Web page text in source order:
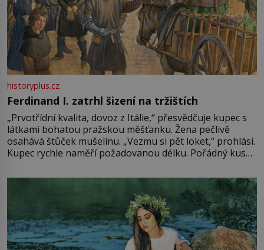
historyplus.cz
Ferdinand I. zatrhl šizení na tržištích
„Prvotřídní kvalita, dovoz z Itálie,“ přesvědčuje kupec s
látkami bohatou pražskou měšťanku. Žena pečlivě
osahává štůček mušelínu. „Vezmu si pět loket,“ prohlásí.
Kupec rychle naměří požadovanou délku. Pořádný kus
milostpaní. Stačí jenom na sukni,“ zhodnotí švadlena
množství růžového mušelínu. „Ošidili vás, podívejte.“
Vezme do ruky dřevěnou